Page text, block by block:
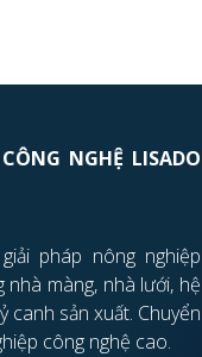
NGHỆ LISADO
pháp nông nghiệp
màng, nhà lưới, hệ
canh sản xuất. Chuyển
công nghệ cao.